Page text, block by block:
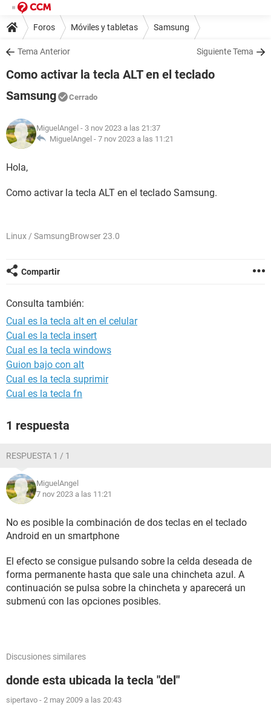
Foros Móviles y tabletas Samsung
Tema Anterior Siguiente Tema
Como activar la tecla ALT en el teclado
Samsung
Cerrado
MiguelAngel - 3 nov 2023 a las 21:37
MiguelAngel - 7 nov 2023 a las 11:21
Hola,
Como activar la tecla ALT en el teclado Samsung.
Linux / SamsungBrowser 23.0
Compartir
Consulta también:
Cual es la tecla alt en el celular
Cual es la tecla insert
Cual es la tecla windows
Guion bajo con alt
Cual es la tecla suprimir
Cual es la tecla fn
1 respuesta
RESPUESTA 1 / 1
MiguelAngel
7 nov 2023 a las 11:21
No es posible la combinación de dos teclas en el teclado
Android en un smartphone
El efecto se consigue pulsando sobre la celda deseada de
forma permanente hasta que sale una chincheta azul. A
continuación se pulsa sobre la chincheta y aparecerá un
submenú con las opciones posibles.
Discusiones similares
donde esta ubicada la tecla "del"
sipertavo - 2 may 2009 a las 20:43